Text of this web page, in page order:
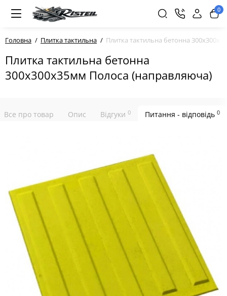
0
Головна Плитка тактильна Плитка тактильна бетонна
Плитка тактильна бетонна
300х300х35мм Полоса (направляюча)
Все про товар Опис Відгуки 0 Питання - відповідь 0